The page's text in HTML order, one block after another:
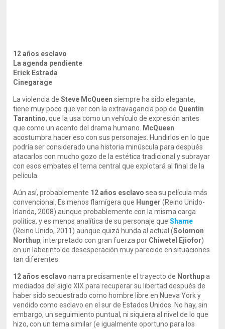
12 años esclavo
La agenda pendiente
Erick Estrada
Cinegarage
La violencia deSteve McQueen siempre ha sido elegante,
tiene muy poco que ver con la extravagancia pop de Quentin
Tarantino, que la usa como un vehículo de expresión antes
que como un acento del drama humano.
McQueen
acostumbra hacer eso con sus personajes. Hundirlos en lo que
podría ser considerado una historia minúscula para después
atacarlos con mucho gozo de la estética tradicional y subrayar
con esos embates el tema central que explotará al final de la
película.
Aún así, probablemente 12 años esclavo sea su película más
convencional. Es menos flamígera que Hunger (Reino Unido-
Irlanda, 2008) aunque probablemente con la misma carga
política, y es menos analítica de su personaje queShame
(Reino Unido, 2011) aunque quizá hunda al actual (Solomon
Northup, interpretado con gran fuerza por Chiwetel Ejiofor)
en un laberinto de desesperación muy parecido en situaciones
tan diferentes.
12 años esclavo narra precisamente el trayecto de Northupa
mediados del siglo XIX para recuperar su libertad después de
haber sido secuestrado como hombre libre en Nueva York y
vendido como esclavo en el sur de Estados Unidos. No hay, sin
embargo, un seguimiento puntual, ni siquiera al nivel de lo que
hizo, con un tema similar (e igualmente oportuno para los